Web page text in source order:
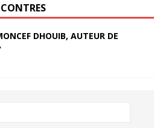
DHOUIB, AUTEUR DE